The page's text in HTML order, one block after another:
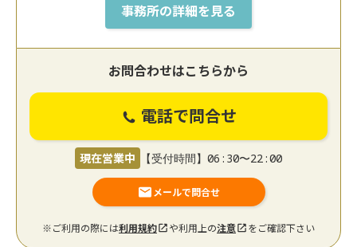
事務所の詳細を見る
お問合わせはこちらから
電話で問合せ
現在営業中 【受付時間】06:30〜22:00
メールで問合せ
※ご利用の際には利用規約 や利用上の注意 をご確認下さい